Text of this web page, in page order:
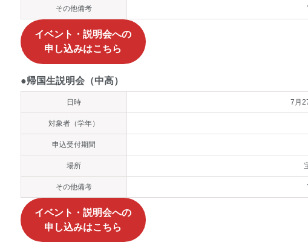
その他備考
イベント・説明会への
申し込みはこちら
●帰国生説明会（中高）
日時 7月
対象者（学年）
申込受付期間
場所
その他備考
イベント・説明会への
申し込みはこちら